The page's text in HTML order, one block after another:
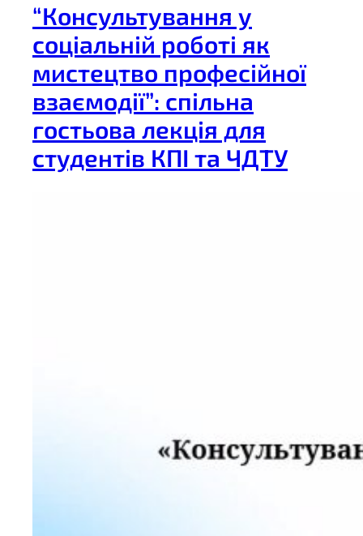
“Консультування у
соціальній роботі як
мистецтво професійної
взаємодії”: спільна
гостьова лекція для
студентів КПІ та ЧДТУ